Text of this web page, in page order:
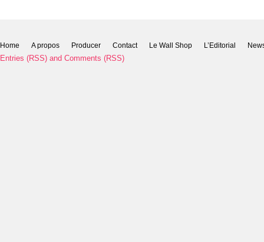
Home A propos Producer Contact Le Wall Shop L’Editorial
Entries (RSS) and Comments (RSS)